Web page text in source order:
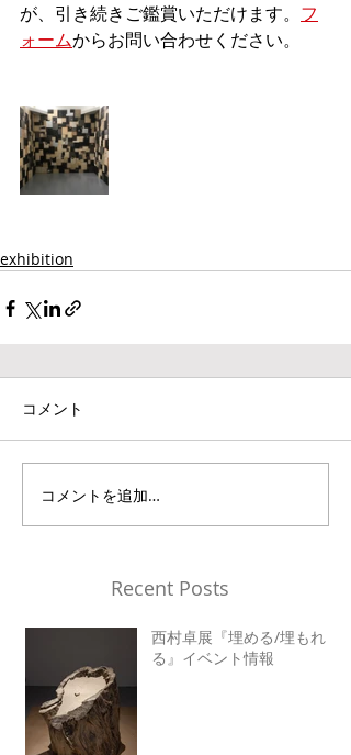
が、引き続きご鑑賞いただけます。 フ
ォームからお問い合わせください。
exhibition
コメント
コメントを追加…
Recent Posts
西村卓展『埋める/埋もれ
る』イベント情報